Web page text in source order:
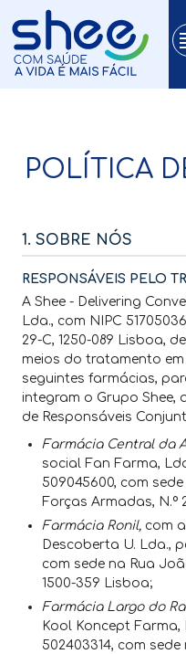
POLÍTICA
1. SOBRE NÓS
RESPONSÁVEIS PELO
A Shee - Delivering
Lda., com NIPC
29-C, 1250-089 Lisboa,
meios do tratamento
seguintes farmácias,
integram o Grupo Shee,
de Responsáveis
Farmácia Central da
social Fan Farma,
509045600, com
Forças Armadas, N.º
Farmácia Ronil, com
Descoberta U. Lda.,
com sede na Rua
1500-359 Lisboa;
Farmácia Largo do
Kool Koncept Farma,
502403314, com